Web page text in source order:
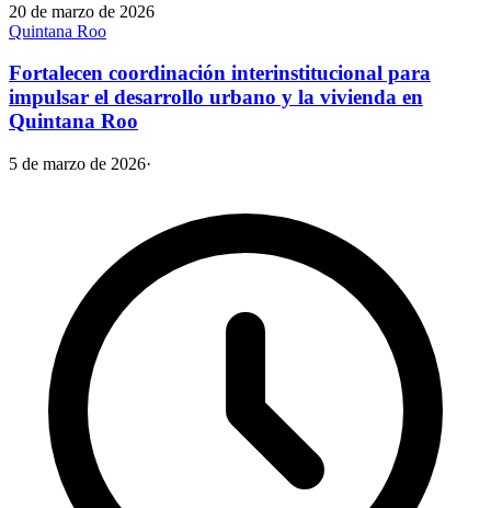
20 de marzo de 2026
Quintana Roo
Fortalecen coordinación interinstitucional para
impulsar el desarrollo urbano y la vivienda en
Quintana Roo
5 de marzo de 2026·